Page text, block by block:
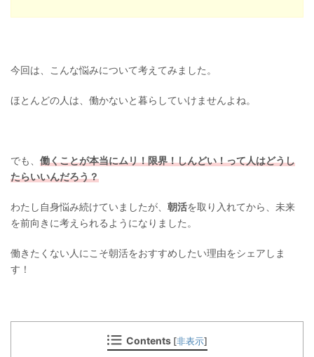
今回は、こんな悩みについて考えてみました。
ほとんどの人は、働かないと暮らしていけませんよね。
でも、 働くことが本当にムリ！限界！しんどい！って人はどうし
たらいいんだろう？
わたし自身悩み続けていましたが、 朝活を取り入れてから、未来
を前向きに考えられるようになりました。
働きたくない人にこそ朝活をおすすめしたい理由をシェアしま
す！
Contents [非表示]